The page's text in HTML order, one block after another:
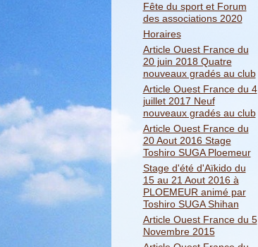
Fête du sport et Forum
des associations 2020
Horaires
Article Ouest France du
20 juin 2018 Quatre
nouveaux gradés au club
Article Ouest France du 4
juillet 2017 Neuf
nouveaux gradés au club
Article Ouest France du
20 Aout 2016 Stage
Toshiro SUGA Ploemeur
Stage d'été d'Aïkido du
15 au 21 Aout 2016 à
PLOEMEUR animé par
Toshiro SUGA Shihan
Article Ouest France du 5
Novembre 2015